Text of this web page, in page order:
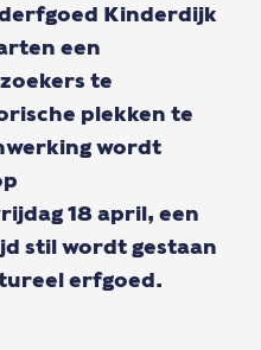
Kinderdijk
een
te
plekken te
wordt
18 april, een
stil wordt gestaan
erfgoed.